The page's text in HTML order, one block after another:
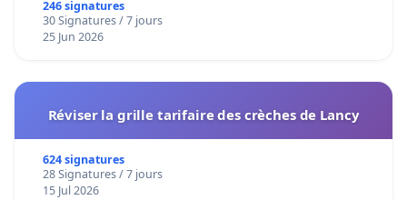
246 signatures
30 Signatures / 7 jours
25 Jun 2026
Réviser la grille tarifaire des crèches de Lancy
624 signatures
28 Signatures / 7 jours
15 Jul 2026